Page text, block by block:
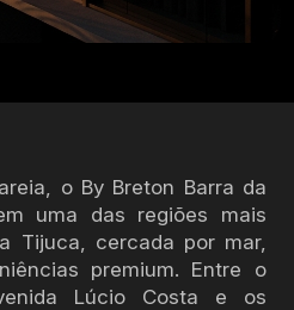
o By Breton Barra da
uma das regiões mais
Tijuca, cercada por mar,
premium. Entre o
Lúcio Costa e os